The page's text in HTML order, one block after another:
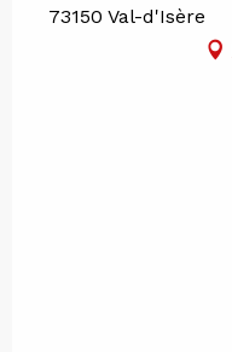
73150 Val-d'Isère